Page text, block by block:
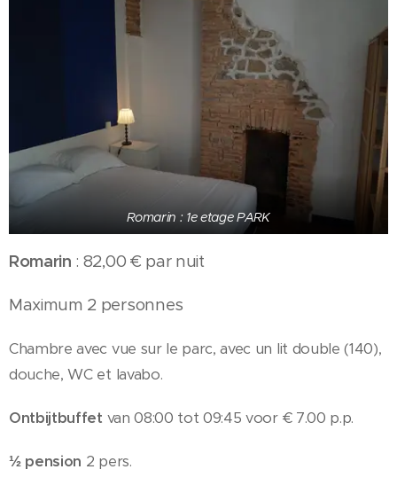
Romarin : 1e etage PARK
Romarin : 82,00 € par nuit
Maximum 2 personnes
Chambre avec vue sur le parc, avec un lit double (140),
douche, WC et lavabo.
Ontbijtbuffet van 08:00 tot 09:45 voor € 7.00 p.p.
½ pension 2 pers.